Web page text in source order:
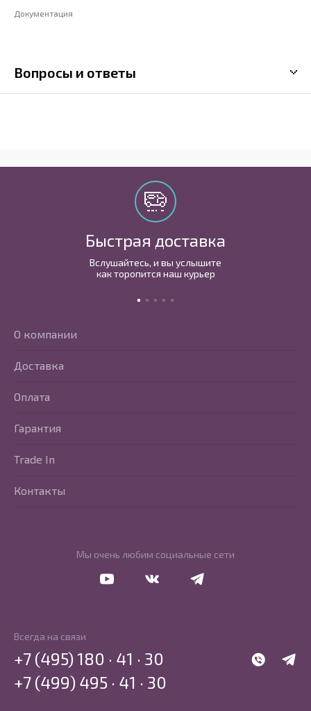
Документация
Вопросы и ответы
Быстрая доставка
Вслушайтесь, и вы услышите
как торопится наш курьер
Мы очень любим социальные сети
Перейти в VkontakteПерейти в Telegram
О компании
Доставка
Оплата
Гарантия
Trade In
Контакты
Всегда на связи
WhatsApp
+7 (495) 180 · 41 · 30
+7 (499) 495 · 41 · 30